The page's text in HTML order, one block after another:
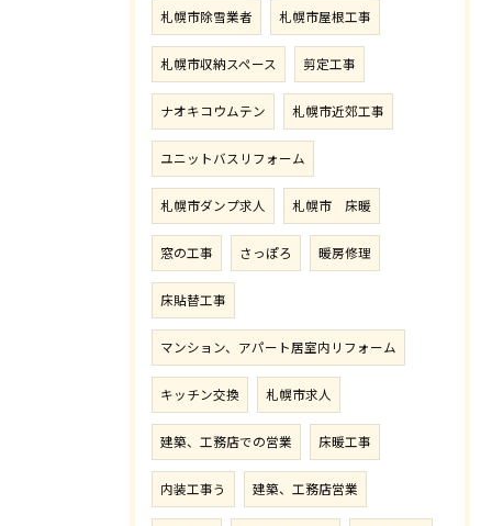
札幌市除雪業者 札幌市屋根工事
札幌市収納スペース 剪定工事
ナオキコウムテン 札幌市近郊工事
ユニットバスリフォーム
札幌市ダンプ求人 札幌市 床暖
窓の工事 さっぽろ 暖房修理
床貼替工事
マンション、アパート居室内リフォーム
キッチン交換 札幌市求人
建築、工務店での営業 床暖工事
内装工事う 建築、工務店営業